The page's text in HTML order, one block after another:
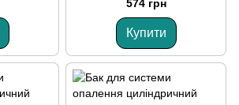
574 грн
Купити